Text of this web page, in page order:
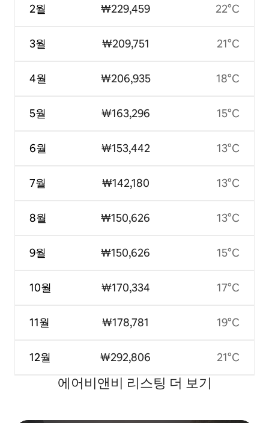
2월
3월
4월
5월
6월
7월
8월
9월
10월
11월
12월
₩229,459
₩209,751
₩206,935
₩163,296
₩153,442
₩142,180
₩150,626
₩150,626
₩170,334
₩178,781
₩292,806
22°C
21°C
18°C
15°C
13°C
13°C
13°C
15°C
17°C
19°C
21°C
에어비앤비 리스팅 더 보기